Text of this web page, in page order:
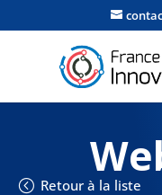
Retour à la liste